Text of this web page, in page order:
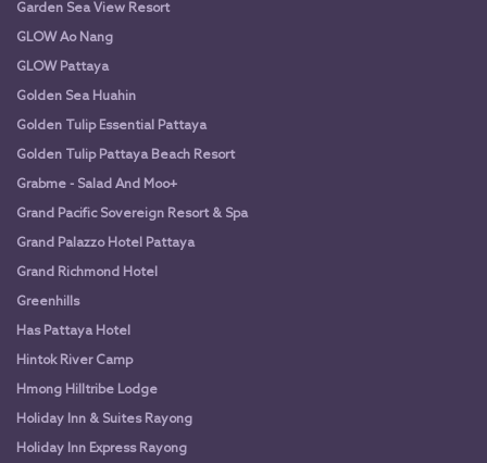
Garden Sea View Resort
GLOW Ao Nang
GLOW Pattaya
Golden Sea Huahin
Golden Tulip Essential Pattaya
Golden Tulip Pattaya Beach Resort
Grabme - Salad And Moo+
Grand Pacific Sovereign Resort & Spa
Grand Palazzo Hotel Pattaya
Grand Richmond Hotel
Greenhills
Has Pattaya Hotel
Hintok River Camp
Hmong Hilltribe Lodge
Holiday Inn & Suites Rayong
Holiday Inn Express Rayong